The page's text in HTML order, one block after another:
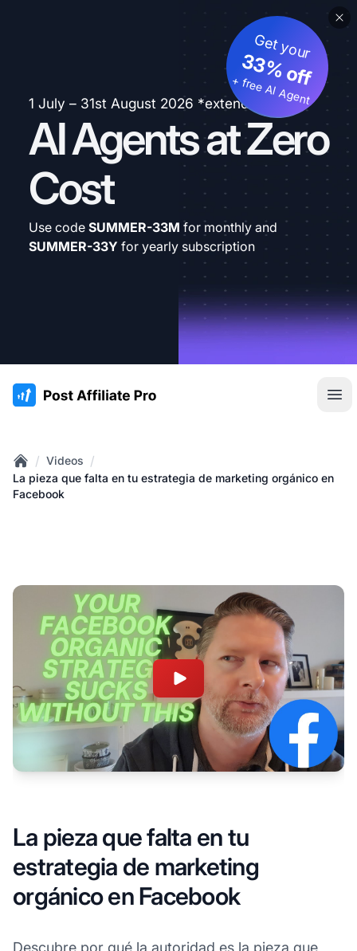
1 July – 31st August 2026 *extended
AI Agents at Zero
Cost
Get your
33% off
+ free AI Agent
Use code SUMMER-33M for monthly and
SUMMER-33Y for yearly subscription
:site.title
Home
/ Videos /
La pieza que falta en tu estrategia de marketing orgánico en
Facebook
La pieza que falta en tu
estrategia de marketing
orgánico en Facebook
Descubre por qué la autoridad es la pieza que